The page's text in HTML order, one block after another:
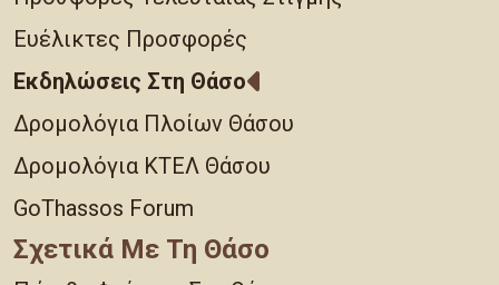
Ευέλικτες Προσφορές
Εκδηλώσεις Στη Θάσο
Δρομολόγια Πλοίων Θάσου
Δρομολόγια ΚΤΕΛ Θάσου
GoThassos Forum
Σχετικά Με Τη Θάσο